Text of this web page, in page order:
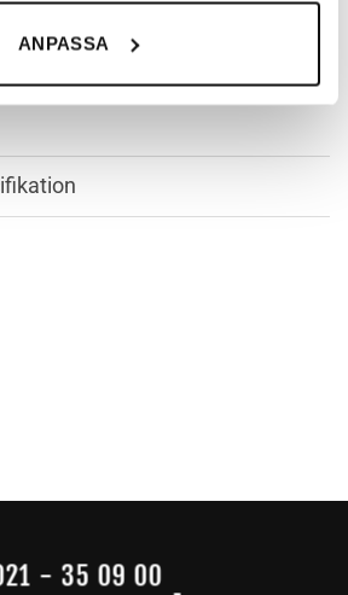
mer om våra cookies och för
under ”Anpassa”.
ANPASSA
- 35 09 00